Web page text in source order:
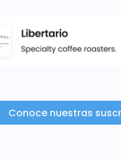
Conoce nuestras